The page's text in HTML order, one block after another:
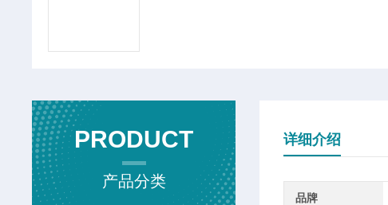
PRODUCT
产品分类
详细介绍
品牌